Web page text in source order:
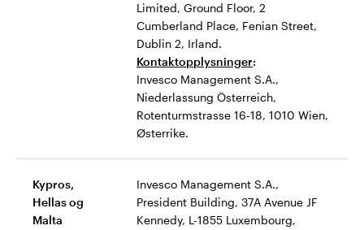
Limited, Ground Floor, 2
Cumberland Place, Fenian Street,
Dublin 2, Irland.
Kontaktopplysninger:
Invesco Management S.A.,
Niederlassung Österreich,
Rotenturmstrasse 16-18, 1010 Wien,
Østerrike.
Kypros,
Hellas og
Malta
Invesco Management S.A.,
President Building, 37A Avenue JF
Kennedy, L-1855 Luxembourg,